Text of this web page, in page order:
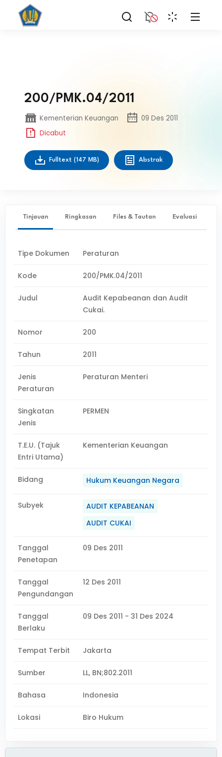
200/PMK.04/2011
Kementerian Keuangan
09 Des 2011
Dicabut
Fulltext (147 MB) Abstrak
Tinjauan Ringkasan Files & Tautan Evaluasi
Tipe Dokumen Peraturan
Kode 200/PMK.04/2011
Judul
Audit Kepabeanan dan Audit
Cukai.
Nomor 200
Tahun 2011
Jenis
Peraturan
Peraturan Menteri
Singkatan
Jenis
PERMEN
T.E.U. (Tajuk
Entri Utama)
Kementerian Keuangan
Bidang Hukum Keuangan Negara
Subyek
AUDIT KEPABEANAN
AUDIT CUKAI
Tanggal
Penetapan
09 Des 2011
Tanggal
Pengundangan
12 Des 2011
Tanggal
Berlaku
09 Des 2011 - 31 Des 2024
Tempat Terbit Jakarta
Sumber LL, BN;802.2011
Bahasa Indonesia
Lokasi Biro Hukum